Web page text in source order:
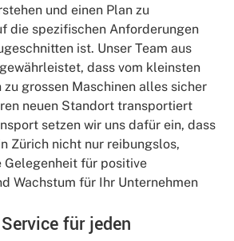
und einen Plan zu
die spezifischen Anforderungen
ist. Unser Team aus
dass vom kleinsten
grossen Maschinen alles sicher
neuen Standort transportiert
setzen wir uns dafür ein, dass
Zürich nicht nur reibungslos,
Gelegenheit für positive
Wachstum für Ihr Unternehmen
für jeden